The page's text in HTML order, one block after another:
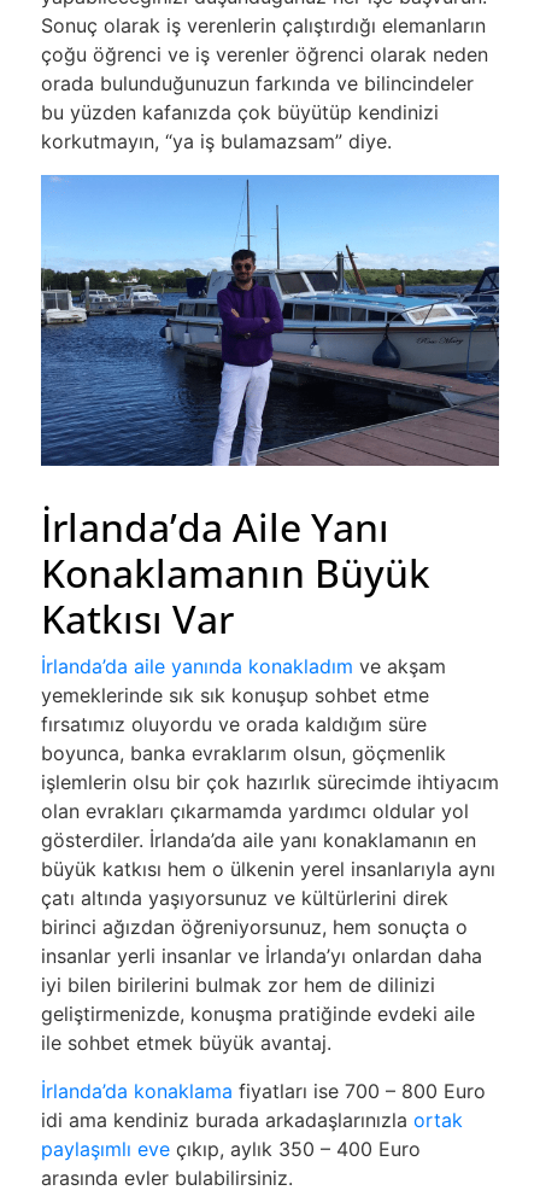
Sonuç olarak iş verenlerin çalıştırdığı elemanların
çoğu öğrenci ve iş verenler öğrenci olarak neden
orada bulunduğunuzun farkında ve bilincindeler
bu yüzden kafanızda çok büyütüp kendinizi
korkutmayın, “ya iş bulamazsam” diye.
İrlanda’da Aile Yanı
Konaklamanın Büyük
Katkısı Var
İrlanda’da aile yanında konakladım ve akşam
yemeklerinde sık sık konuşup sohbet etme
fırsatımız oluyordu ve orada kaldığım süre
boyunca, banka evraklarım olsun, göçmenlik
işlemlerin olsu bir çok hazırlık sürecimde ihtiyacım
olan evrakları çıkarmamda yardımcı oldular yol
gösterdiler. İrlanda’da aile yanı konaklamanın en
büyük katkısı hem o ülkenin yerel insanlarıyla aynı
çatı altında yaşıyorsunuz ve kültürlerini direk
birinci ağızdan öğreniyorsunuz, hem sonuçta o
insanlar yerli insanlar ve İrlanda’yı onlardan daha
iyi bilen birilerini bulmak zor hem de dilinizi
geliştirmenizde, konuşma pratiğinde evdeki aile
ile sohbet etmek büyük avantaj.
İrlanda’da konaklama fiyatları ise 700 – 800 Euro
idi ama kendiniz burada arkadaşlarınızla ortak
paylaşımlı eve çıkıp, aylık 350 – 400 Euro
arasında evler bulabilirsiniz.